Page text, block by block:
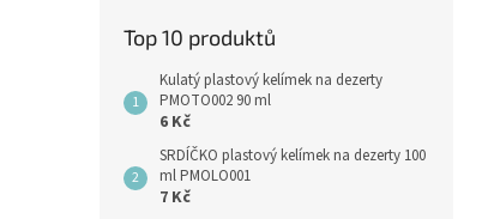
Top 10 produktů
Kulatý plastový kelímek na dezerty
PMOTO002 90 ml
6 Kč
SRDÍČKO plastový kelímek na dezerty 100
ml PMOLO001
7 Kč